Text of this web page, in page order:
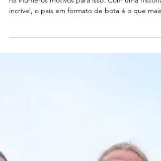
planejar sua viagem
A Itália é um dos países mais visitados do mundo e
Viagem à Itália - entendendo um pouco do país,
sua história, cidades e cultura O país tem um po